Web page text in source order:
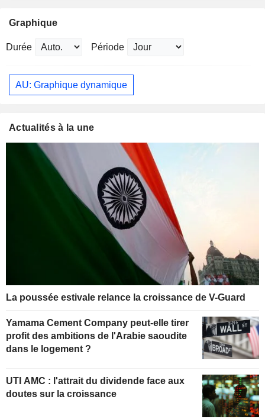
Graphique
Durée Période
AU: Graphique dynamique
Actualités à la une
La poussée estivale relance la croissance de V-Guard
Yamama Cement Company peut-elle tirer
profit des ambitions de l'Arabie saoudite
dans le logement ?
UTI AMC : l'attrait du dividende face aux
doutes sur la croissance